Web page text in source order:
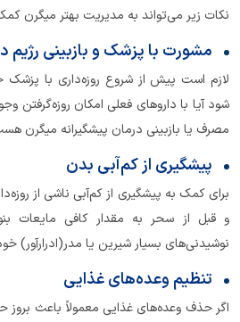
نکات زیر می‌تواند به مدیریت بهتر میگرن
مشورت با پزشک و بازبینی رژیم
لازم است پیش از شروع روزه‌داری با
شود آیا با داروهای فعلی امکان روزه‌گرفتن
مصرف یا بازبینی درمان پیشگیرانه میگرن
پیشگیری از کم‌آبی بدن
برای کمک به پیشگیری از کم‌آبی ناشی از
و قبل از سحر به مقدار کافی مایعات
نوشیدنی‌های بسیار شیرین یا مدر(ادرارآور)
تنظیم وعده‌های غذایی
اگر حذف وعده‌های غذایی معمولاً باعث بروز